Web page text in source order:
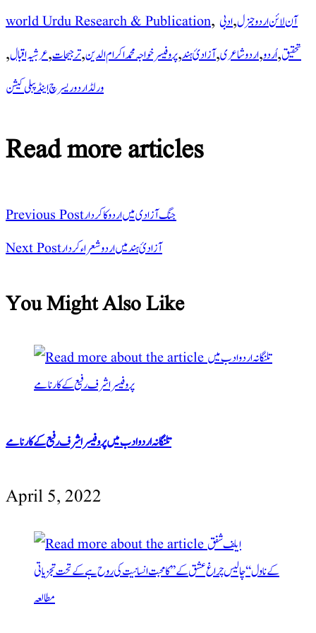
world Urdu Research & Publication, آن لائن اردو جنرل,ادبی
تحقیق,اُردو,اردو شاعری,آزادیٔ ہند,پروفیسر خواجہ محمد اکرام الدین,ترجیحات,عرشیہ اقبال,
ورلڈ اردو ریسرچ اینڈ پبلی کیشن
Read more articles
Previous Postجنگ آزاد ی میں اردو کا کردار
Next Postآزادیٔ ہند میں اردوشعراءکردار
You Might Also Like
تلنگانہ اردو ادب میں پروفیسر اشرف رفیع کے کارنامے
April 5, 2022